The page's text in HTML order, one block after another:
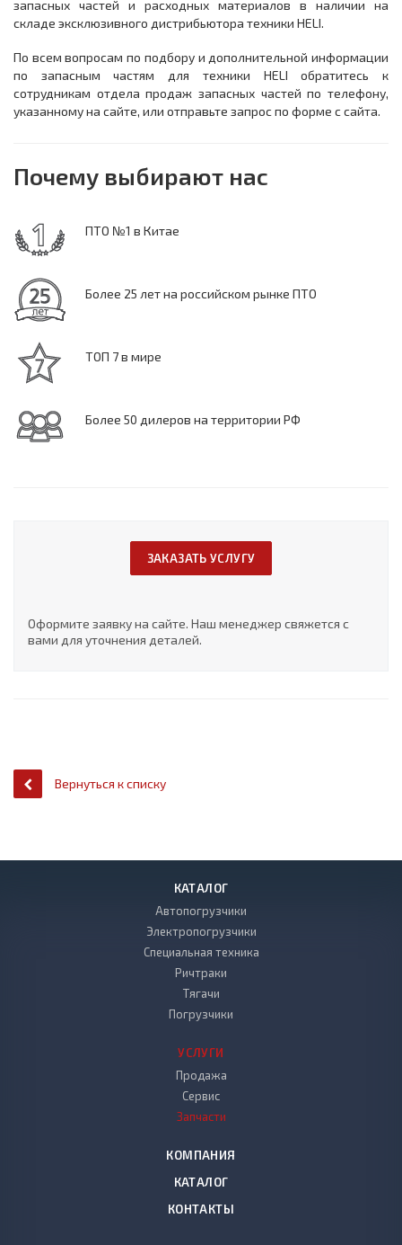
запасных частей и расходных материалов в наличии на
складе эксклюзивного дистрибьютора техники HELI.
По всем вопросам по подбору и дополнительной информации
по запасным частям для техники HELI обратитесь к
сотрудникам отдела продаж запасных частей по телефону,
указанному на сайте, или отправьте запрос по форме с сайта.
Почему выбирают нас
ПТО №1 в Китае
Более 25 лет на российском рынке ПТО
ТОП 7 в мире
Более 50 дилеров на территории РФ
ЗАКАЗАТЬ УСЛУГУ
Оформите заявку на сайте. Наш менеджер свяжется с
вами для уточнения деталей.
Вернуться к списку
КАТАЛОГ
Автопогрузчики
Электропогрузчики
Специальная техника
Ричтраки
Тягачи
Погрузчики
УСЛУГИ
Продажа
Сервис
Запчасти
КОМПАНИЯ
КАТАЛОГ
КОНТАКТЫ